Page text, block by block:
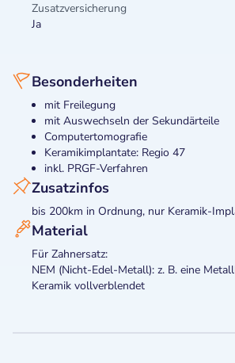
Zusatzversicherung
Ja
Besonderheiten
mit Freilegung
mit Auswechseln der Sekundärteile
Computertomografie
Keramikimplantate: Regio 47
inkl. PRGF-Verfahren
Zusatzinfos
bis 200km in Ordnung, nur Keramik-
Material
Für Zahnersatz:
NEM (Nicht-Edel-Metall): z. B. eine
Keramik vollverblendet